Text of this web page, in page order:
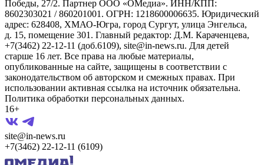
Победы, 27/2. Партнер ООО «ОМедиа». ИНН/КПП:
8602303021 / 860201001. ОГРН: 1218600006635. Юридический
адрес: 628408, ХМАО-Югра, город Сургут, улица Энгельса,
д. 15, помещение 301. Главный редактор: Д.М. Караченцева,
+7(3462) 22-12-11 (доб.6109), site@in-news.ru. Для детей
старше 16 лет. Все права на любые материалы,
опубликованные на сайте, защищены в соответствии с
законодательством об авторском и смежных правах. При
использовании активная ссылка на источник обязательна.
Политика обработки персональных данных.
16+
site@in-news.ru
+7(3462) 22-12-11 (6109)